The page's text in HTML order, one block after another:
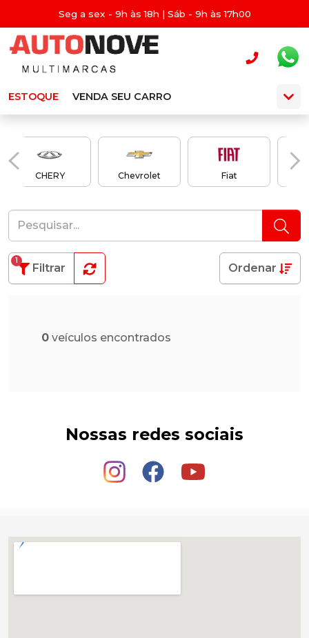
Seg a sex - 9h às 18h | Sáb - 9h às 17h00
ESTOQUE VENDA SEU CARRO
CHERY Chevrolet Fiat
Filtrar
1
Ordenar
0 veículos encontrados
Nossas redes sociais